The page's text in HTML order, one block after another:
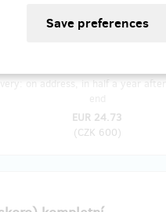
účastnit všech našich koncertů
on address, in half a year
EUR 24.73
(CZK 600)